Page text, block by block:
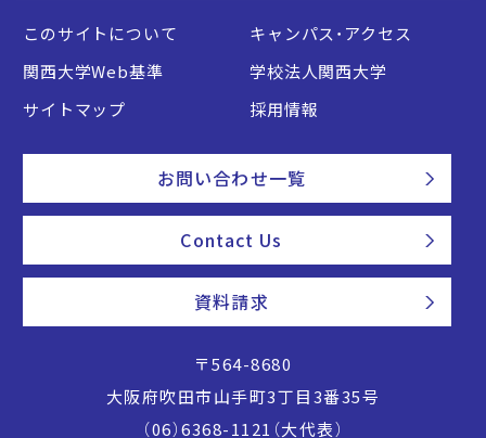
このサイトについて
キャンパス・アクセス
関西大学Web基準
学校法人関西大学
サイトマップ
採用情報
お問い合わせ一覧
Contact Us
資料請求
〒564-8680
大阪府吹田市山手町3丁目3番35号
（06）6368-1121（大代表）